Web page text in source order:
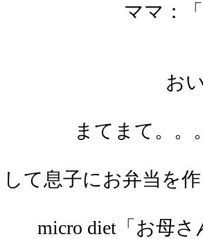
ママ：
おい
まてまて。。
て息子にお弁当を
micro diet「お母